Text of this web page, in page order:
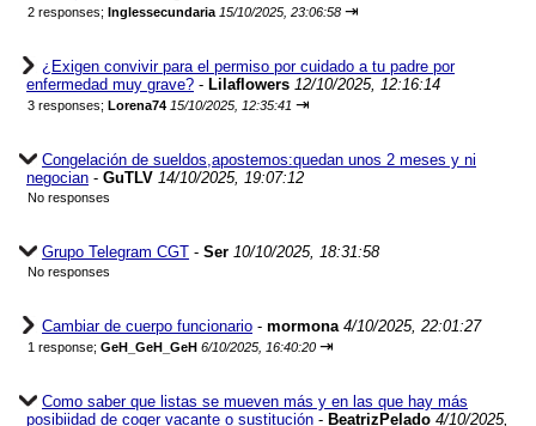
2 responses; Inglessecundaria 15/10/2025, 23:06:58 ⇥
¿Exigen convivir para el permiso por cuidado a tu padre por
enfermedad muy grave? - Lilaflowers 12/10/2025, 12:16:14
3 responses; Lorena74 15/10/2025, 12:35:41 ⇥
Congelación de sueldos,apostemos:quedan unos 2 meses y ni
negocian - GuTLV 14/10/2025, 19:07:12
No responses
Grupo Telegram CGT - Ser 10/10/2025, 18:31:58
No responses
Cambiar de cuerpo funcionario - mormona 4/10/2025, 22:01:27
1 response; GeH_GeH_GeH 6/10/2025, 16:40:20 ⇥
Como saber que listas se mueven más y en las que hay más
posibiidad de coger vacante o sustitución - BeatrizPelado 4/10/2025,